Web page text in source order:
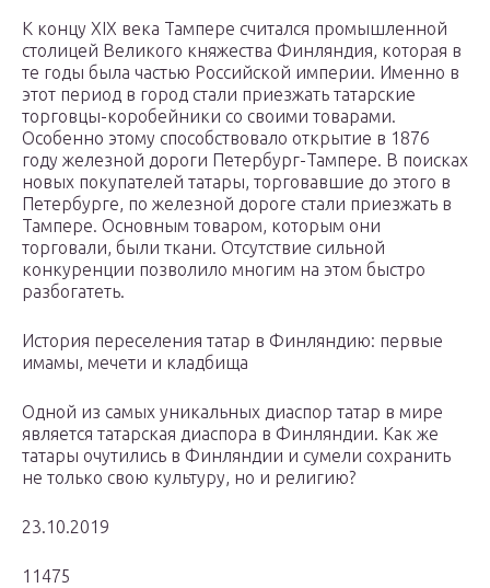
К концу XIX века Тампере считался промышленной
столицей Великого княжества Финляндия, которая в
те годы была частью Российской империи. Именно в
этот период в город стали приезжать татарские
торговцы-коробейники со своими товарами.
Особенно этому способствовало открытие в 1876
году железной дороги Петербург-Тампере. В поисках
новых покупателей татары, торговавшие до этого в
Петербурге, по железной дороге стали приезжать в
Тампере. Основным товаром, которым они
торговали, были ткани. Отсутствие сильной
конкуренции позволило многим на этом быстро
разбогатеть.
История переселения татар в Финляндию: первые
имамы, мечети и кладбища
Одной из самых уникальных диаспор татар в мире
является татарская диаспора в Финляндии. Как же
татары очутились в Финляндии и сумели сохранить
не только свою культуру, но и религию?
23.10.2019
11475